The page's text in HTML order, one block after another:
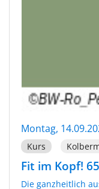
Montag,
Kurs
Fit im Kopf!
Die ganzheitlich